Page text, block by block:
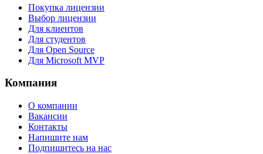
Покупка лицензии
Выбор лицензии
Для клиентов
Для студентов
Для Open Source
Для Microsoft MVP
Компания
О компании
Вакансии
Контакты
Напишите нам
Подпишитесь на нас